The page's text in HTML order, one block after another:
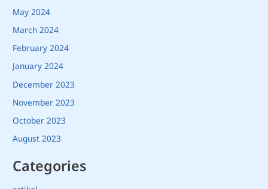
May 2024
March 2024
February 2024
January 2024
December 2023
November 2023
October 2023
August 2023
Categories